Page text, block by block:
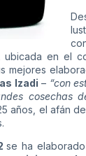
en el
mejores
Izadi – “con
cosechas
años, el afán
se ha